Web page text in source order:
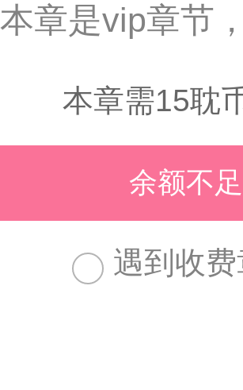
本章是vip章节
本章需15耽
余额不
遇到收